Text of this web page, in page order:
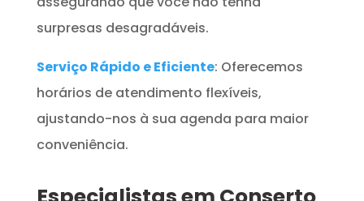
surpresas desagradáveis.
Serviço Rápido e Eficiente: Oferecemos
horários de atendimento flexíveis,
ajustando-nos à sua agenda para maior
conveniência.